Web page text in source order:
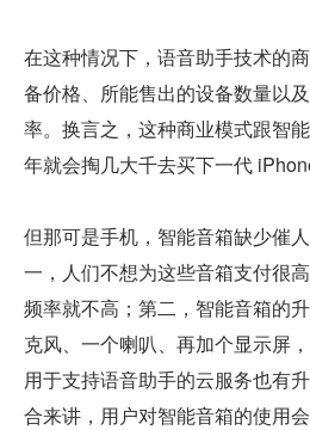
在这种情况下，语音助手技术的
备价格、所能售出的设备数量以
率。换言之，这种商业模式跟智
年就会掏几大千去买下一代
但那可是手机，智能音箱缺少催
一，人们不想为这些音箱支付很
频率就不高；第二，智能音箱的
克风、一个喇叭、再加个显示屏
用于支持语音助手的云服务也有
合来讲，用户对智能音箱的使用